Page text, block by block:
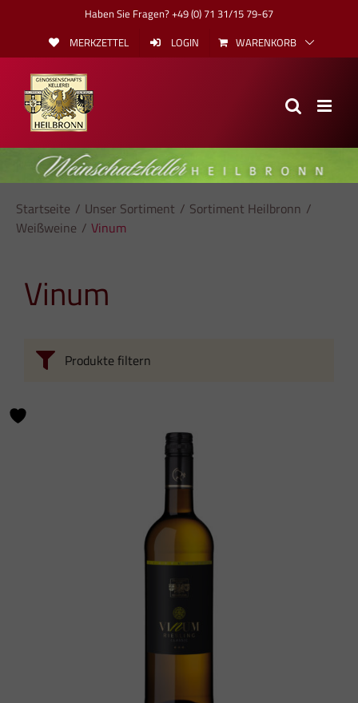
content
Haben Sie Fragen? +49 (0) 71 31/15 79-67
MERKZETTEL
LOGIN WARENKORB
Startseite Unser Sortiment
Sortiment Heilbronn
Weißweine
Vinum
Vinum
Produkte filtern